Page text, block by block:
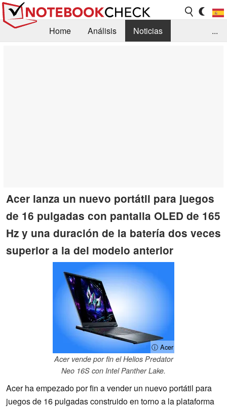
Home Análisis
Noticias
...
Acer lanza un nuevo portátil para juegos
de 16 pulgadas con pantalla OLED de 165
Hz y una duración de la batería dos veces
superior a la del modelo anterior
ⓘ Acer
Acer vende por fin el Helios Predator
Neo 16S con Intel Panther Lake.
Acer ha empezado por fin a vender un nuevo portátil para
juegos de 16 pulgadas construido en torno a la plataforma